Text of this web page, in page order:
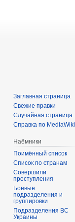
Заглавная страница
Свежие правки
Случайная страница
Справка по MediaWiki
Наёмники
Поимённый список
Список по странам
Совершили
преступления
Боевые
подразделения и
группировки
Подразделения ВС
Украины